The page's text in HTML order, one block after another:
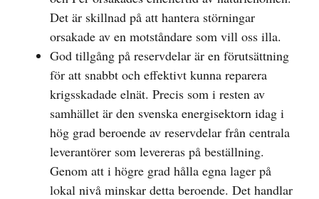
Det är skillnad på att hantera störningar
orsakade av en motståndare som vill oss illa.
God tillgång på reservdelar är en förutsättning
för att snabbt och effektivt kunna reparera
krigsskadade elnät. Precis som i resten av
samhället är den svenska energisektorn idag i
hög grad beroende av reservdelar från centrala
leverantörer som levereras på beställning.
Genom att i högre grad hålla egna lager på
lokal nivå minskar detta beroende. Det handlar